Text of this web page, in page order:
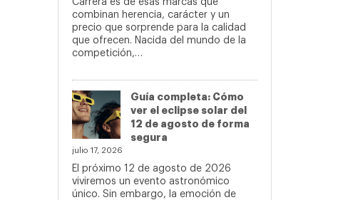
Carrera es de esas marcas que
combinan herencia, carácter y un
precio que sorprende para la calidad
que ofrecen. Nacida del mundo de la
competición,…
Guía completa: Cómo
ver el eclipse solar del
12 de agosto de forma
segura
julio 17, 2026
El próximo 12 de agosto de 2026
viviremos un evento astronómico
único. Sin embargo, la emoción de